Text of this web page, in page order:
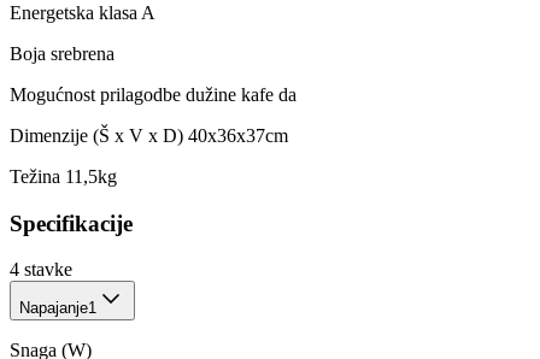
Energetska klasa A
Boja srebrena
Mogućnost prilagodbe dužine kafe da
Dimenzije (Š x V x D) 40x36x37cm
Težina 11,5kg
Specifikacije
4 stavke
Napajanje1
Snaga (W)